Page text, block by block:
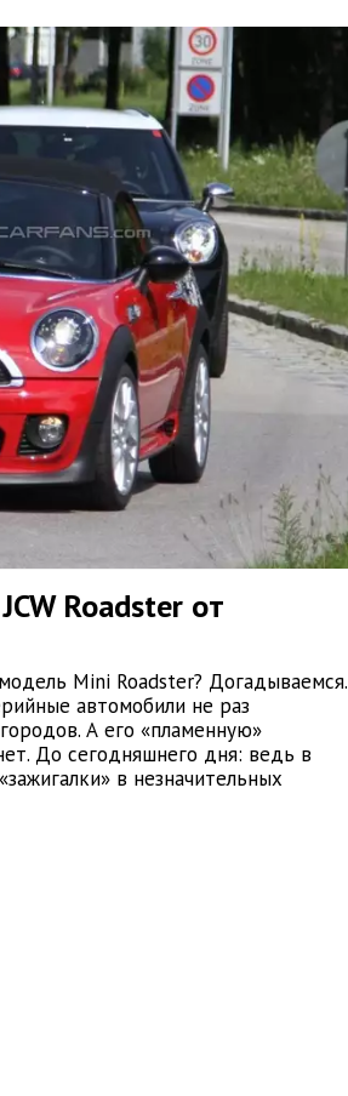
Roadster от
Mini Roadster? Догадываемся.
автомобили не раз
А его «пламенную»
До сегодняшнего дня: ведь в
в незначительных